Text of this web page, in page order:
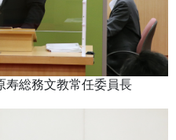
寿総務文教常任委員長